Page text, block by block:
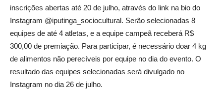
inscrições abertas até 20 de julho, através do link na bio do
Instagram @iputinga_sociocultural. Serão selecionadas 8
equipes de até 4 atletas, e a equipe campeã receberá R$
300,00 de premiação. Para participar, é necessário doar 4 kg
de alimentos não perecíveis por equipe no dia do evento. O
resultado das equipes selecionadas será divulgado no
Instagram no dia 26 de julho.